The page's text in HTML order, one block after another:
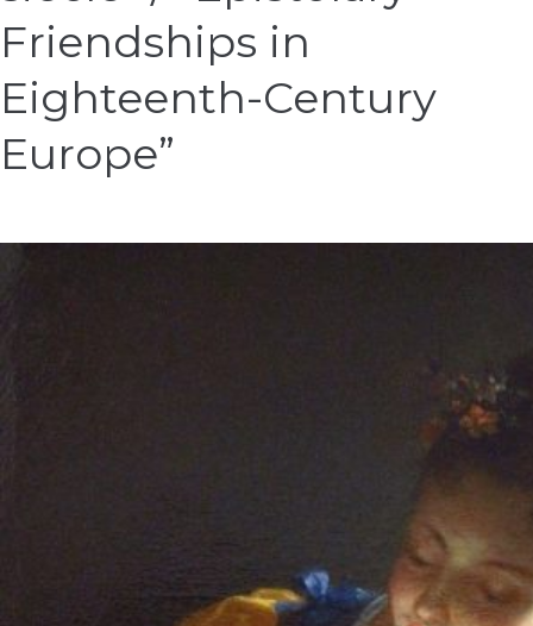
Friendships in
Eighteenth-Century
Europe”
“Epistolary
in
Century